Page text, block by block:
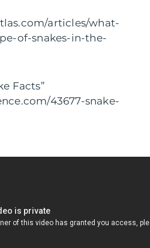
articles/what-
of-snakes-in-the-
Facts”
43677-snake-